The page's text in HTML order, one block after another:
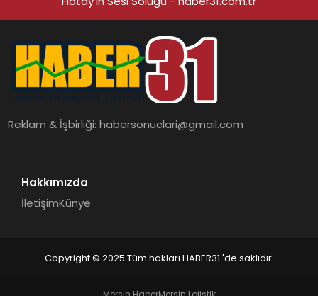
Reklam & İşbirliği:habersonuclari@gmail.com
Hakkımızda
İletişimKünye
Copyright © 2025 Tüm hakları HABER31 'de saklıdır.